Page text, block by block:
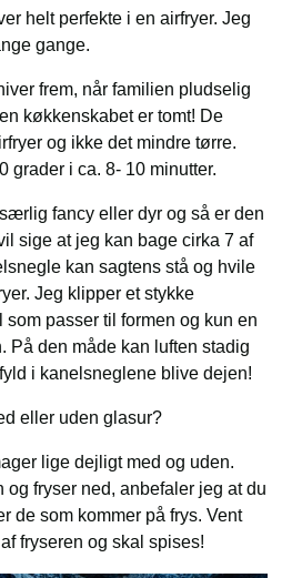
helt perfekte i en airfryer. Jeg
gange.
frem, når familien pludselig
køkkenskabet er tomt! De
og ikke det mindre tørre.
grader i ca. 8- 10 minutter.
fancy eller dyr og så er den
sige at jeg kan bage cirka 7 af
kan sagtens stå og hvile
Jeg klipper et stykke
passer til formen og kun en
På den måde kan luften stadig
i kanelsneglene blive dejen!
eller uden glasur?
lige dejligt med og uden.
og fryser ned, anbefaler jeg at du
de som kommer på frys. Vent
fryseren og skal spises!